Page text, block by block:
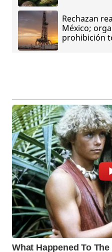
Rechazan
México;
prohibición